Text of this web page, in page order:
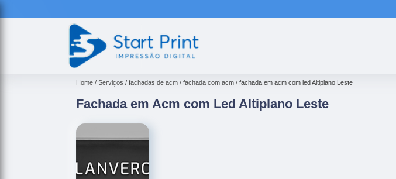
Home Serviços fachadas de acm fachada com acm fachada em acm com led Altiplano Leste
Fachada em Acm com Led Altiplano Leste